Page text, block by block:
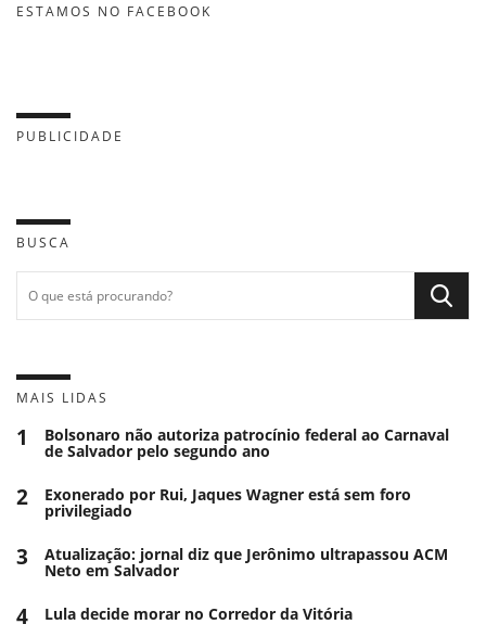
ESTAMOS NO FACEBOOK
PUBLICIDADE
BUSCA
MAIS LIDAS
1 Bolsonaro não autoriza patrocínio federal ao Carnaval
de Salvador pelo segundo ano
2 Exonerado por Rui, Jaques Wagner está sem foro
privilegiado
3 Atualização: jornal diz que Jerônimo ultrapassou ACM
Neto em Salvador
4 Lula decide morar no Corredor da Vitória